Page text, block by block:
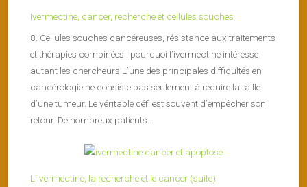
Ivermectine, cancer, recherche et cellules souches
8. Cellules souches cancéreuses, résistance aux traitements
et thérapies combinées : pourquoi l’ivermectine intéresse
autant les chercheurs L’une des principales difficultés en
cancérologie ne consiste pas seulement à réduire la taille
d’une tumeur. Le véritable défi est souvent d’empêcher son
retour. De nombreux patients...
L’ivermectine, la recherche et le cancer (suite)